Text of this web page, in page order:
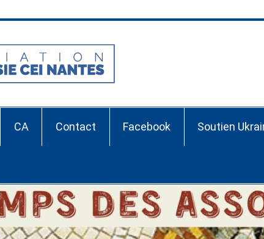
CA Contact Facebook Soutien